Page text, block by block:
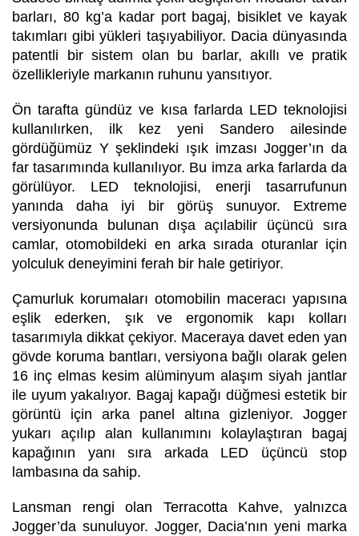
barları, 80 kg’a kadar port bagaj, bisiklet ve kayak
takımları gibi yükleri taşıyabiliyor. Dacia dünyasında
patentli bir sistem olan bu barlar, akıllı ve pratik
özellikleriyle markanın ruhunu yansıtıyor.
Ön tarafta gündüz ve kısa farlarda LED teknolojisi
kullanılırken, ilk kez yeni Sandero ailesinde
gördüğümüz Y şeklindeki ışık imzası Jogger’ın da
far tasarımında kullanılıyor. Bu imza arka farlarda da
görülüyor. LED teknolojisi, enerji tasarrufunun
yanında daha iyi bir görüş sunuyor. Extreme
versiyonunda bulunan dışa açılabilir üçüncü sıra
camlar, otomobildeki en arka sırada oturanlar için
yolculuk deneyimini ferah bir hale getiriyor.
Çamurluk korumaları otomobilin maceracı yapısına
eşlik ederken, şık ve ergonomik kapı kolları
tasarımıyla dikkat çekiyor. Maceraya davet eden yan
gövde koruma bantları, versiyona bağlı olarak gelen
16 inç elmas kesim alüminyum alaşım siyah jantlar
ile uyum yakalıyor. Bagaj kapağı düğmesi estetik bir
görüntü için arka panel altına gizleniyor. Jogger
yukarı açılıp alan kullanımını kolaylaştıran bagaj
kapağının yanı sıra arkada LED üçüncü stop
lambasına da sahip.
Lansman rengi olan Terracotta Kahve, yalnızca
Jogger’da sunuluyor. Jogger, Dacia’nın yeni marka